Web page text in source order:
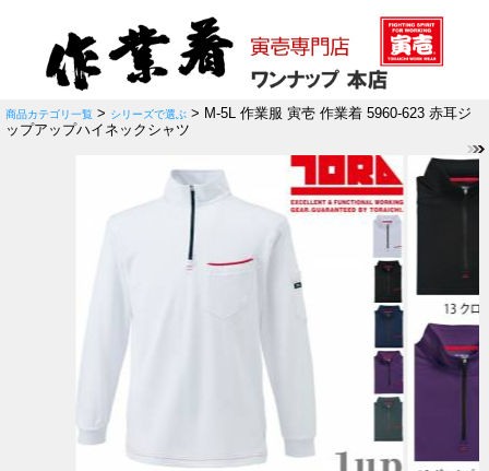
商品カテゴリ一覧 > シリーズで選ぶ > M-5L 作業服 寅壱 作業着 5960-623 赤耳ジ
ップアップハイネックシャツ